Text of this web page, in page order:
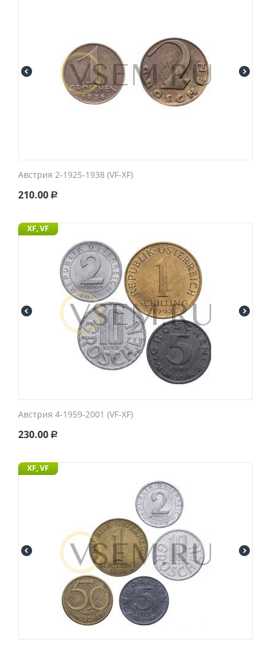
Австрия 2-1925-1938 (VF-XF)
210.00 Р
XF, VF
Австрия 4-1959-2001 (VF-XF)
230.00 Р
XF, VF